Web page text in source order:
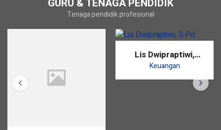
GURU & TENAGA PENDIDIK
Tenaga pendidik profesional
Lis Dwipraptiwi,
S.Pd.
Keuangan